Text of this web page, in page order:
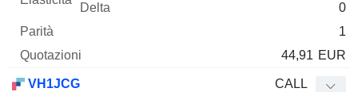
0
1
44,91 EUR
VH1JCG CALL